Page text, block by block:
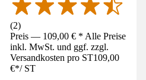
(2)
Preis — 109,00 € * Alle Preise
inkl. MwSt. und ggf. zzgl.
Versandkosten pro ST109,00
€*/ ST